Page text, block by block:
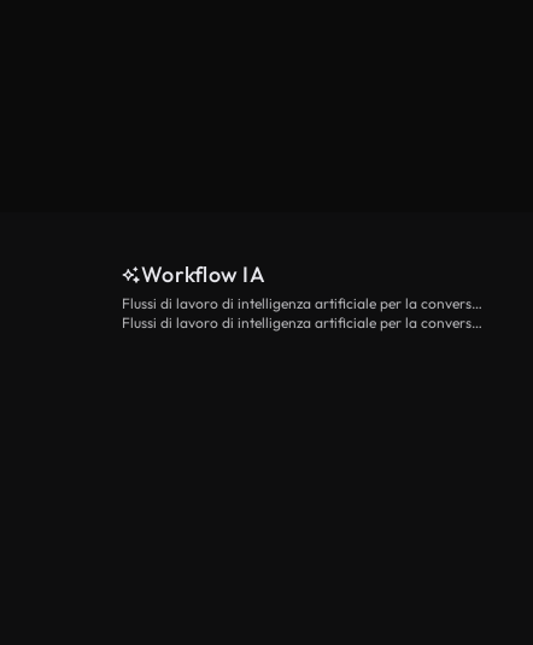
Workflow IA
Flussi di lavoro di intelligenza artificiale per la conversione da testo a video
Flussi di lavoro di intelligenza artificiale per la conversione di immagini in video